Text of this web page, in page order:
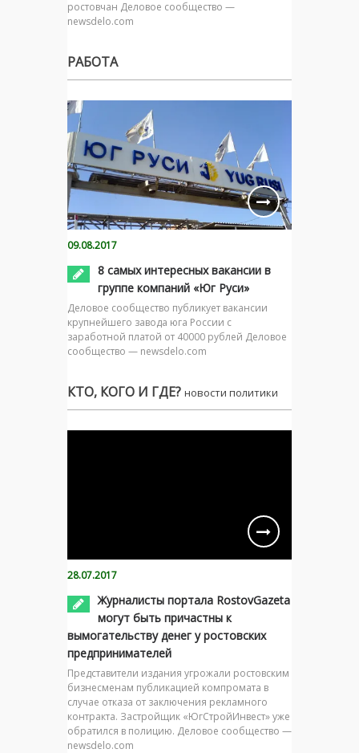
ростовчан Деловое сообщество —
newsdelo.com
РАБОТА
09.08.2017
8 самых интересных вакансии в
группе компаний «Юг Руси»
Деловое сообщество публикует вакансии
крупнейшего завода юга России с
заработной платой от 40000 рублей Деловое
сообщество — newsdelo.com
КТО, КОГО И ГДЕ? новости политики
28.07.2017
Журналисты портала RostovGazeta
могут быть причастны к
вымогательству денег у ростовских
предпринимателей
Представители издания угрожали ростовским
бизнесменам публикацией компромата в
случае отказа от заключения рекламного
контракта. Застройщик «ЮгСтройИнвест» уже
обратился в полицию. Деловое сообщество —
newsdelo.com